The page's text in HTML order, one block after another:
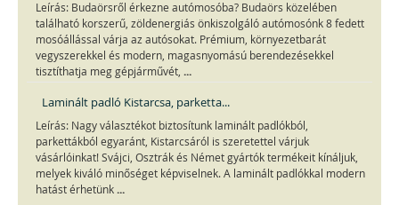
Leírás: Budaörsről érkezne autómosóba? Budaörs közelében
található korszerű, zöldenergiás önkiszolgáló autómosónk 8 fedett
mosóállással várja az autósokat. Prémium, környezetbarát
vegyszerekkel és modern, magasnyomású berendezésekkel
tisztíthatja meg gépjárművét, ...
Laminált padló Kistarcsa, parketta...
Leírás: Nagy választékot biztosítunk laminált padlókból,
parkettákból egyaránt, Kistarcsáról is szeretettel várjuk
vásárlóinkat! Svájci, Osztrák és Német gyártók termékeit kínáljuk,
melyek kiváló minőséget képviselnek. A laminált padlókkal modern
hatást érhetünk ...